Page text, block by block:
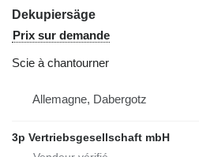
Dekupiersäge
Prix sur demande
Scie à chantourner
Allemagne, Dabergotz
3p Vertriebsgesellschaft mbH